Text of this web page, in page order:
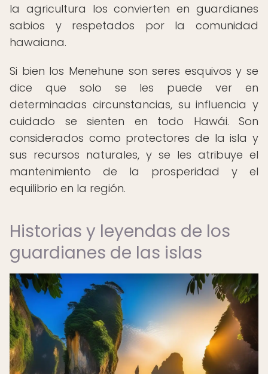
la agricultura los convierten en guardianes
sabios y respetados por la comunidad
hawaiana.
Si bien los Menehune son seres esquivos y se
dice que solo se les puede ver en
determinadas circunstancias, su influencia y
cuidado se sienten en todo Hawái. Son
considerados como protectores de la isla y
sus recursos naturales, y se les atribuye el
mantenimiento de la prosperidad y el
equilibrio en la región.
Historias y leyendas de los
guardianes de las islas